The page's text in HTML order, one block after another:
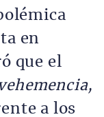
en
que el
a los